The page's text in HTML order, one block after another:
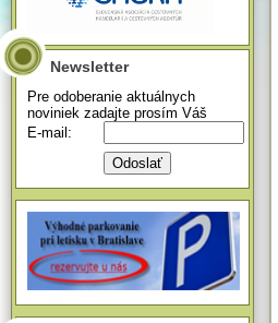
Newsletter
Pre odoberanie aktuálnych
noviniek zadajte prosím Váš
E-mail: